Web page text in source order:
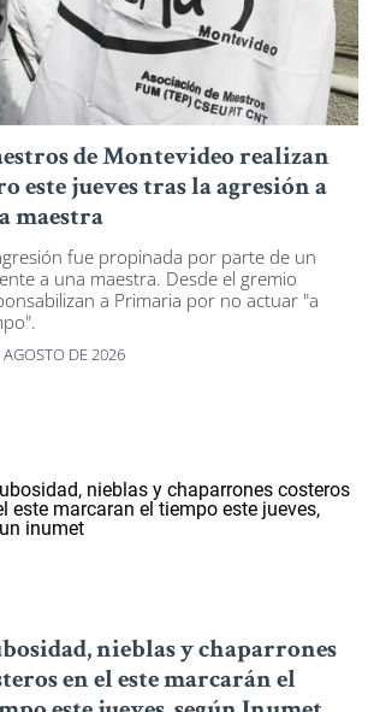
de Montevideo realizan
este jueves tras la agresión a
maestra
fue propinada por parte de un
a una maestra. Desde el gremio
a Primaria por no actuar "a
AGOSTO DE 2026
nieblas y chaparrones
en el este marcarán el